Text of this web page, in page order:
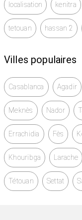
localisation kenitra
tetouan hassan 2
Villes populaires
Casablanca Agadir
Meknès Nador
Errachidia Fès
Khouribga Larache
Tétouan Settat